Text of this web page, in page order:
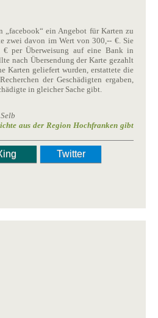
„facebook“ ein Angebot für Karten zu
zwei davon im Wert von 300,-- €. Sie
€ per Überweisung auf eine Bank in
nach Übersendung der Karte gezahlt
Karten geliefert wurden, erstattete die
der Geschädigten ergaben,
in gleicher Sache gibt.
aus der Region Hochfranken gibt
Twitter